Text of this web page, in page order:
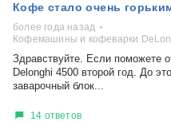
Кофе стало очень
более года назад
Кофемашины и кофеварки
Здравствуйте. Если поможете
Delonghi 4500 второй год. До
заварочный блок...
14 ответов